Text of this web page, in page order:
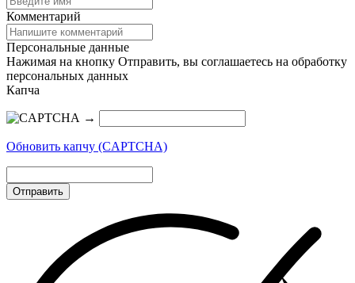
Комментарий
Персональные данные
Нажимая на кнопку Отправить, вы соглашаетесь на обработку
персональных данных
Капча
→
Обновить капчу (CAPTCHA)
Отправить